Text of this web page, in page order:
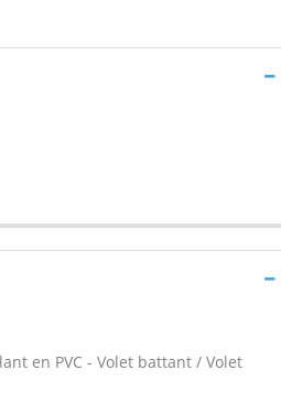
en PVC - Volet battant / Volet